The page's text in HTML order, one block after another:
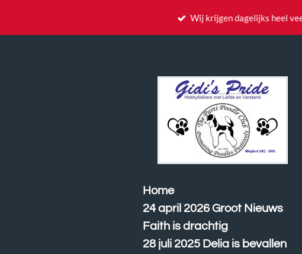
naar
Wij krijgen dagelijks heel
Home
24 april 2026 Groot Nieuws
Faith is drachtig
28 juli 2025 Delia is bevallen